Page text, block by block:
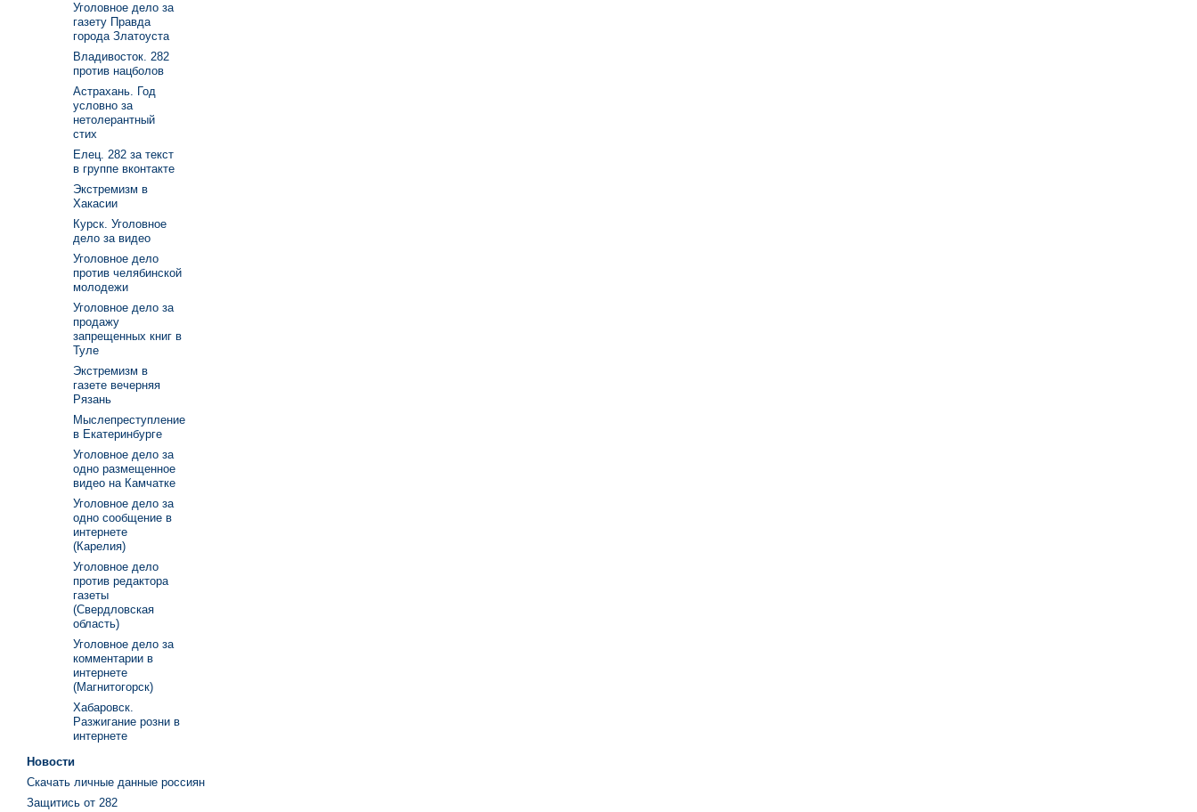
Уголовное дело за
газету Правда
города Златоуста
Владивосток. 282
против нацболов
Астрахань. Год
условно за
нетолерантный
стих
Елец. 282 за текст
в группе вконтакте
Экстремизм в
Хакасии
Курск. Уголовное
дело за видео
Уголовное дело
против челябинской
молодежи
Уголовное дело за
продажу
запрещенных книг в
Туле
Экстремизм в
газете вечерняя
Рязань
Мыслепреступление
в Екатеринбурге
Уголовное дело за
одно размещенное
видео на Камчатке
Уголовное дело за
одно сообщение в
интернете
(Карелия)
Уголовное дело
против редактора
газеты
(Свердловская
область)
Уголовное дело за
комментарии в
интернете
(Магнитогорск)
Хабаровск.
Разжигание розни в
интернете
Новости
Скачать личные данные россиян
Защитись от 282